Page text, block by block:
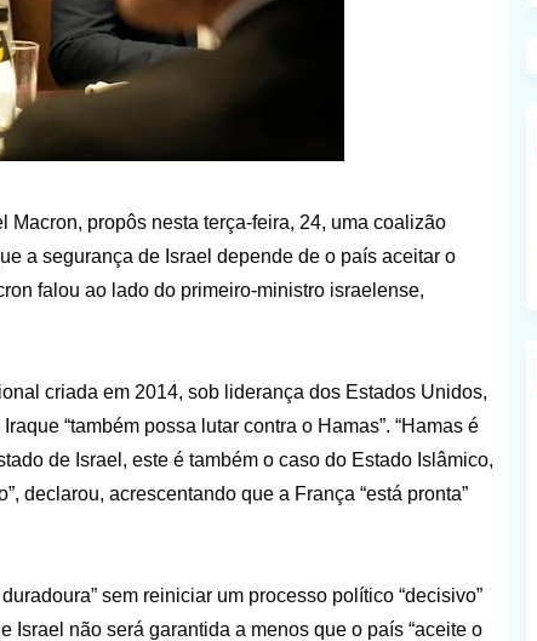
propôs nesta terça-feira, 24, uma coalizão
a segurança de Israel depende de o país aceitar o
falou ao lado do primeiro-ministro israelense,
criada em 2014, sob liderança dos Estados Unidos,
“também possa lutar contra o Hamas”. “Hamas é
de Israel, este é também o caso do Estado Islâmico,
declarou, acrescentando que a França “está pronta”
sem reiniciar um processo político “decisivo”
não será garantida a menos que o país “aceite o